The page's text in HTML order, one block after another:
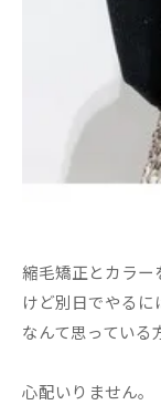
縮毛矯正とカラー
けど別日でやるに
なんて思っている
心配いりません。